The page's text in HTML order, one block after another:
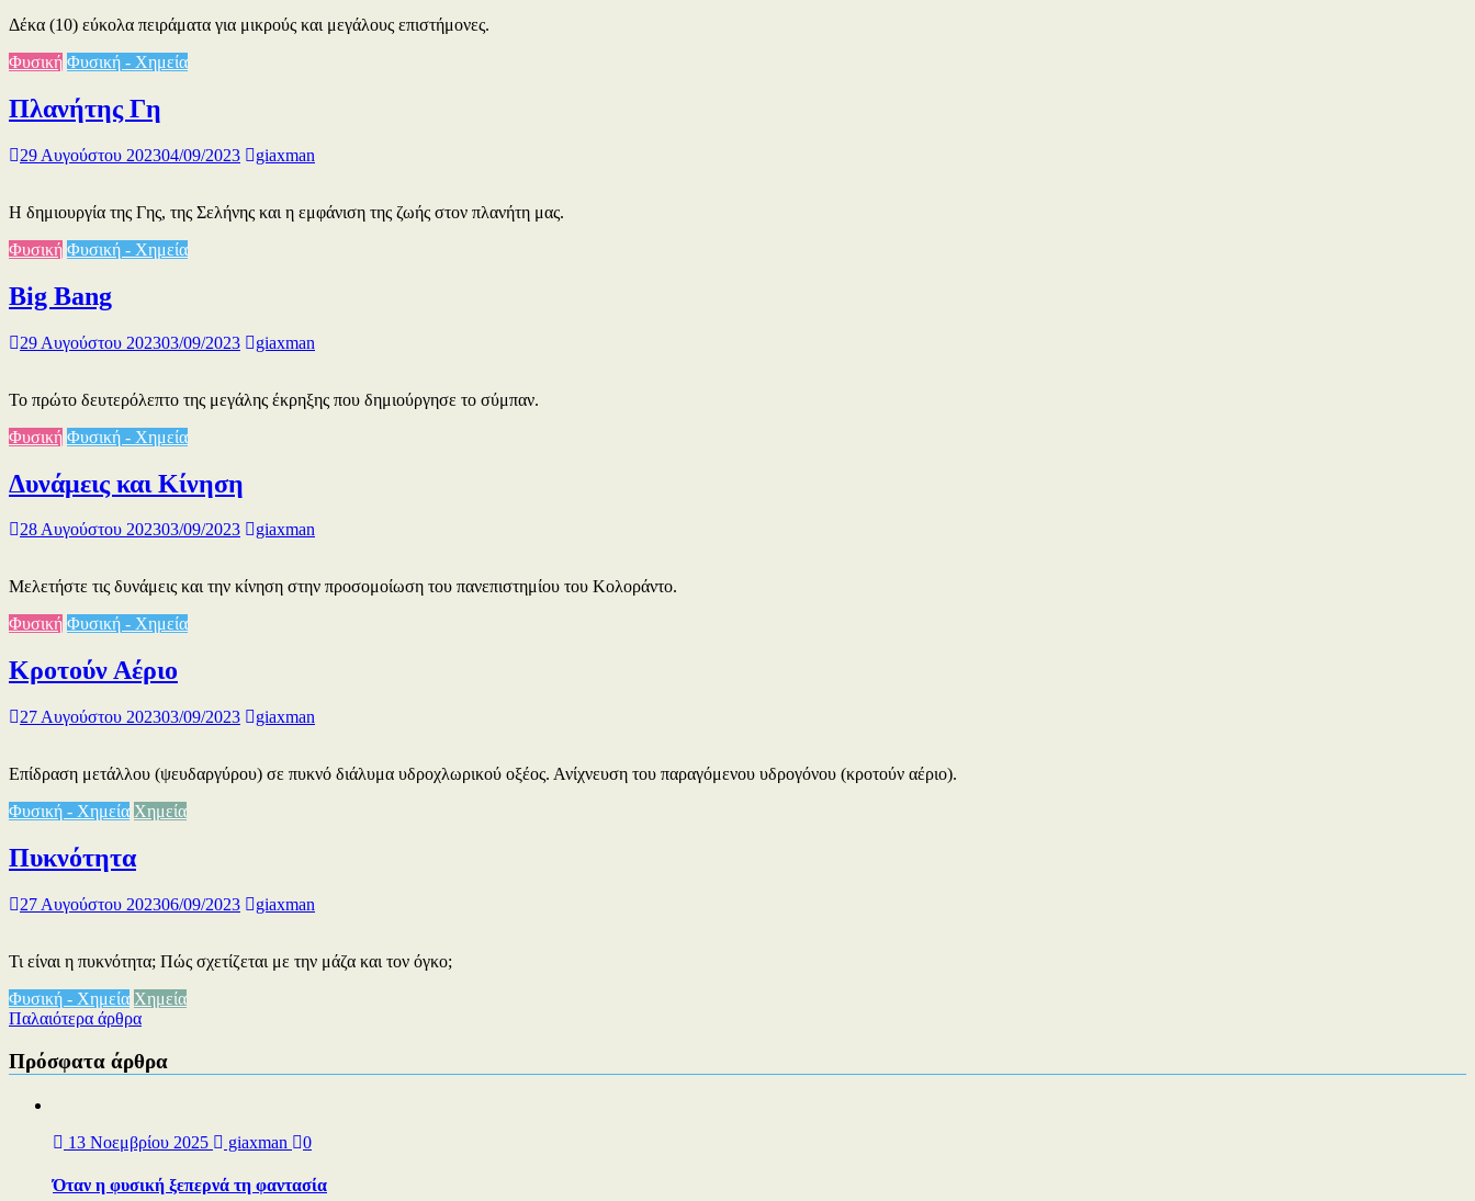
Δέκα (10) εύκολα πειράματα για μικρούς και μεγάλους επιστήμονες.
Φυσική Φυσική - Χημεία
Πλανήτης Γη
29 Αυγούστου 202304/09/2023 giaxman
Η δημιουργία της Γης, της Σελήνης και η εμφάνιση της ζωής στον πλανήτη μας.
Φυσική Φυσική - Χημεία
Big Bang
29 Αυγούστου 202303/09/2023 giaxman
Το πρώτο δευτερόλεπτο της μεγάλης έκρηξης που δημιούργησε το σύμπαν.
Φυσική Φυσική - Χημεία
Δυνάμεις και Κίνηση
28 Αυγούστου 202303/09/2023 giaxman
Μελετήστε τις δυνάμεις και την κίνηση στην προσομοίωση του πανεπιστημίου του Κολοράντο.
Φυσική Φυσική - Χημεία
Κροτούν Αέριο
27 Αυγούστου 202303/09/2023 giaxman
Επίδραση μετάλλου (ψευδαργύρου) σε πυκνό διάλυμα υδροχλωρικού οξέος. Ανίχνευση του παραγόμενου υδρογόνου (κροτούν αέριο).
Φυσική - Χημεία Χημεία
Πυκνότητα
27 Αυγούστου 202306/09/2023 giaxman
Τι είναι η πυκνότητα; Πώς σχετίζεται με την μάζα και τον όγκο;
Φυσική - Χημεία Χημεία
Πλοήγηση
άρθρων
Παλαιότερα άρθρα
Πρόσφατα άρθρα
13 Νοεμβρίου 2025 giaxman 0
Όταν η φυσική ξεπερνά τη φαντασία